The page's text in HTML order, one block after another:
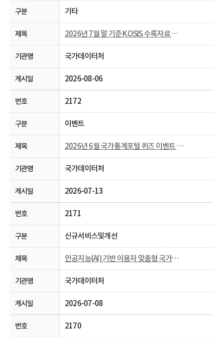
기타
2026년 7월 말 기준 KOSIS 수록자료 현행화율 공개
국가데이터처
2026-08-06
2172
이벤트
2026년 6월 국가통계포털 퀴즈 이벤트 당첨자 발표
국가데이터처
2026-07-13
2171
신규서비스및개선
인공지능(AI) 기반 이용자 맞춤형 국가통계포털 통계표 생성 시범 서비스 안내
국가데이터처
2026-07-08
2170